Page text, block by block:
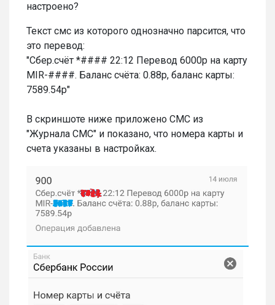
настроено?
Текст смс из которого однозначно парсится, что
это перевод:
"Сбер.счёт *#### 22:12 Перевод 6000р на карту
MIR-####. Баланс счёта: 0.88р, баланс карты:
7589.54р"
В скриншоте ниже приложено СМС из
"Журнала СМС" и показано, что номера карты и
счета указаны в настройках.